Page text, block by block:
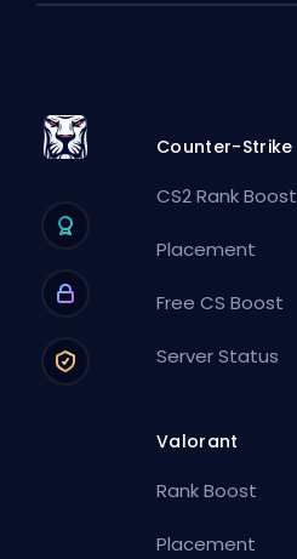
Counter-Strike
CS2 Rank Boost
Placement
Free CS Boost
Server Status
Valorant
Rank Boost
Placement